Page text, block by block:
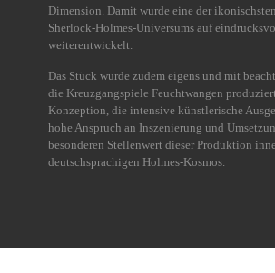
Dimension. Damit wurde eine der
Sherlock-Holmes-Universums auf
weiterentwickelt.
Das Stück wurde zudem eigens und mit
die Kreuzgangspiele Feuchtwangen
Konzeption, die intensive künstlerische
hohe Anspruch an Inszenierung und
besonderen Stellenwert dieser Produktion
deutschsprachigen Holmes-Kosmos.